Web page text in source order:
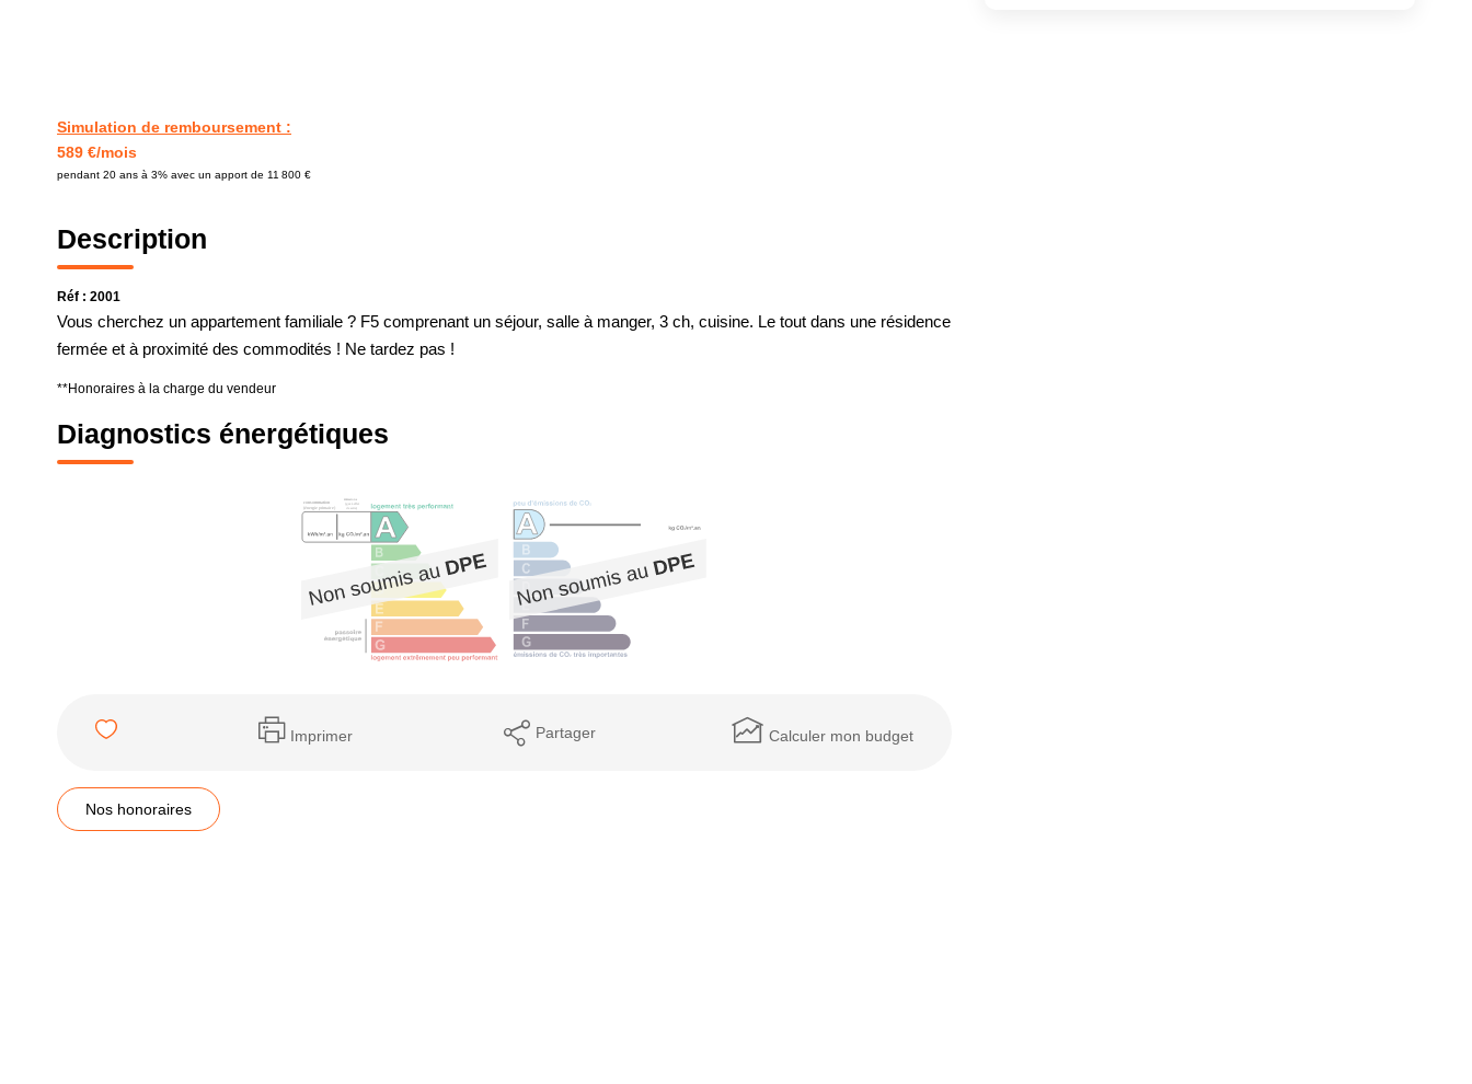
Simulation de remboursement :
589 €/mois
pendant 20 ans à 3% avec un apport de 11 800 €
Description
Réf : 2001
Vous cherchez un appartement familiale ? F5 comprenant un séjour, salle à manger, 3 ch, cuisine. Le tout dans une résidence
fermée et à proximité des commodités ! Ne tardez pas !
**Honoraires à la charge du vendeur
Diagnostics énergétiques
Imprimer Partager Calculer mon budget
Nos honoraires